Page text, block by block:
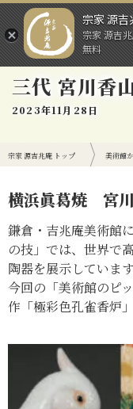
宗家 源吉
宗家 源吉
無料
メニュー
三代 宮川香
2023年11月28日
宗家 源吉兆庵 トップ 美術館
横浜眞葛焼 宮
鎌倉・吉兆庵美術館
の技」では、世界で
陶器を展示しています
今回の「美術館のピ
作「極彩色孔雀香炉